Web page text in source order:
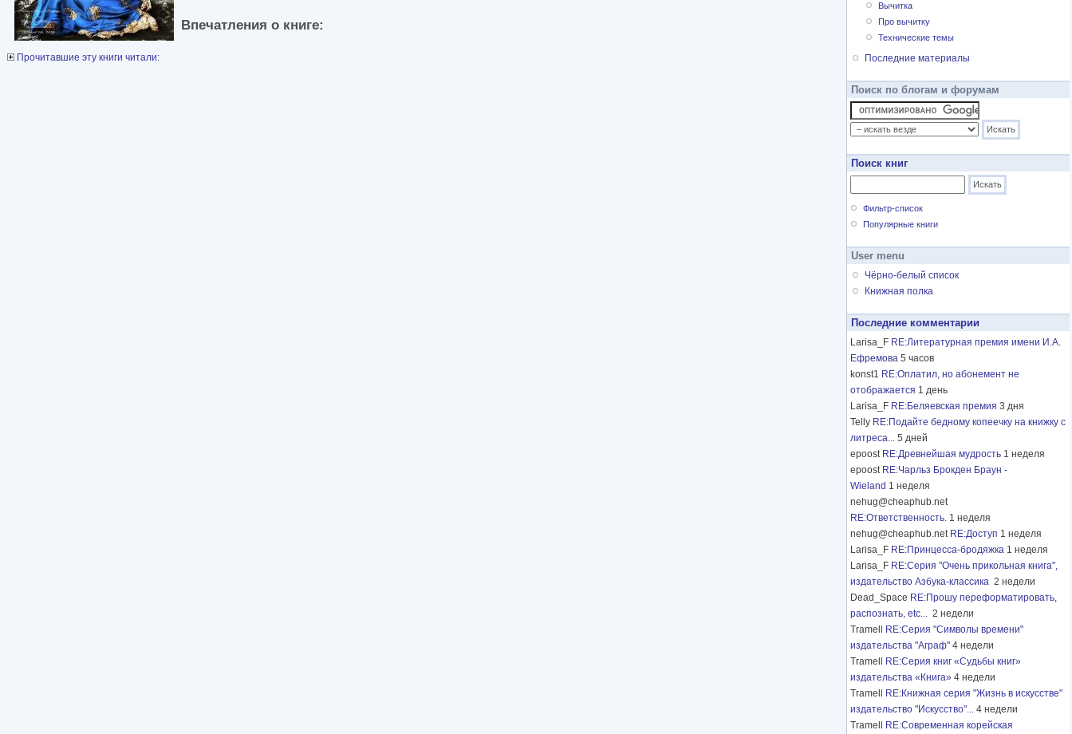
Впечатления о книге:
Прочитавшие эту книги читали:
Вычитка
Про вычитку
Технические темы
Последние материалы
Поиск по блогам и форумам
Поиск книг
Фильтр-список
Популярные книги
User menu
Чёрно-белый список
Книжная полка
Последние комментарии
Larisa_F RE:Литературная премия имени И.А.
Ефремова 5 часов
konst1 RE:Оплатил, но абонемент не
отображается 1 день
Larisa_F RE:Беляевская премия 3 дня
Telly RE:Подайте бедному копеечку на книжку с
литреса... 5 дней
epoost RE:Древнейшая мудрость 1 неделя
epoost RE:Чарльз Брокден Браун -
Wieland 1 неделя
nehug@cheaphub.net
RE:Ответственность. 1 неделя
nehug@cheaphub.net RE:Доступ 1 неделя
Larisa_F RE:Принцесса-бродяжка 1 неделя
Larisa_F RE:Серия "Очень прикольная книга",
издательство Азбука-классика 2 недели
Dead_Space RE:Прошу переформатировать,
распознать, etc... 2 недели
Tramell
RE:Серия "Символы времени"
издательства "Аграф" 4 недели
Tramell
RE:Серия книг «Судьбы книг»
издательства «Книга» 4 недели
Tramell
RE:Книжная серия "Жизнь в искусстве"
издательство "Искусство"... 4 недели
Tramell
RE:Современная корейская